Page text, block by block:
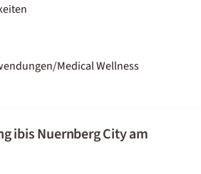
Medical Wellness
ibis Nuernberg City am